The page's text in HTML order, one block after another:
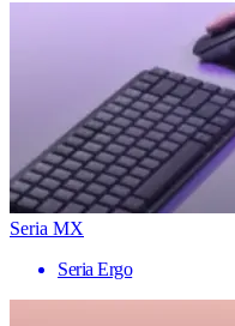
Seria MX
Seria Ergo